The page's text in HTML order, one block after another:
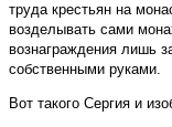
труда крестьян на
возделывать сами
вознаграждения лишь
собственными руками.
Вот такого Сергия и